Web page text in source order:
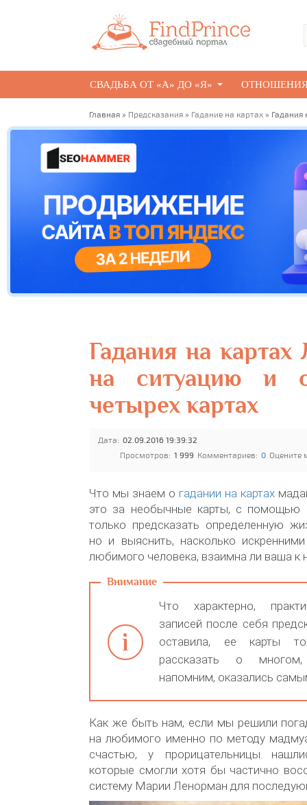
СВАДЬБА ОТ «А» ДО «Я»
Главная » Предсказания » Гадание на картах » Гадания
Гадания на картах
на ситуацию и
четырех картах
Дата: 02.09.2016 19:39:32
Просмотров: 1 999 Комментариев: 0 Оцените
Что мы знаем о гадании на картах
это за необычные карты, с помощью
только предсказать определенную
но и выяснить, насколько
любимого человека, взаимна ли ваша к
Что характерно,
записей после себя
оставила, ее карты
рассказать о
напомним, оказались
Как же быть нам, если мы решили
на любимого именно по методу
счастью, у прорицательницы
которые смогли хотя бы частично
систему Марии Ленорман для